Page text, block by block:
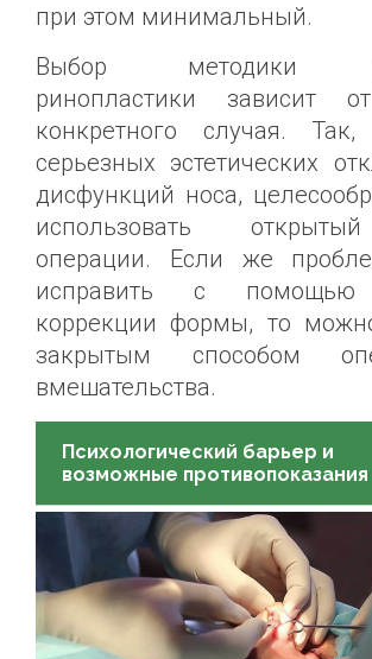
при этом минимальный.
Выбор методики
ринопластики зависит
конкретного случая.
серьезных эстетических
дисфункций носа,
использовать
операции. Если же
исправить с помощью
коррекции формы, то
закрытым способом
вмешательства.
Психологический барьер и
возможные противопоказания